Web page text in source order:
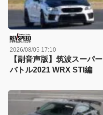
2026/08/05 17:10
【副音声版】筑波スーパー
バトル2021 WRX STI編